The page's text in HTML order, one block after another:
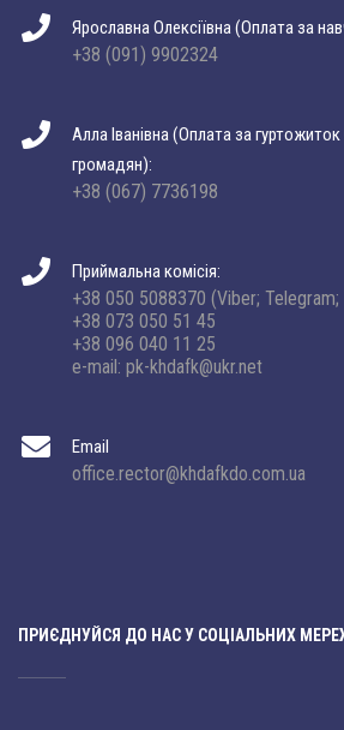
Ярославна Олексіївна (Оплата за
+38 (091) 9902324
Алла Іванівна (Оплата за
громадян):
+38 (067) 7736198
Приймальна комісія:
+38 050 5088370 (Viber; Telegram;
+38 073 050 51 45
+38 096 040 11 25
e-mail: pk-khdafk@ukr.net
Email
office.rector@khdafkdo.com.ua
ПРИЄДНУЙСЯ ДО НАС У СОЦІАЛЬНИХ